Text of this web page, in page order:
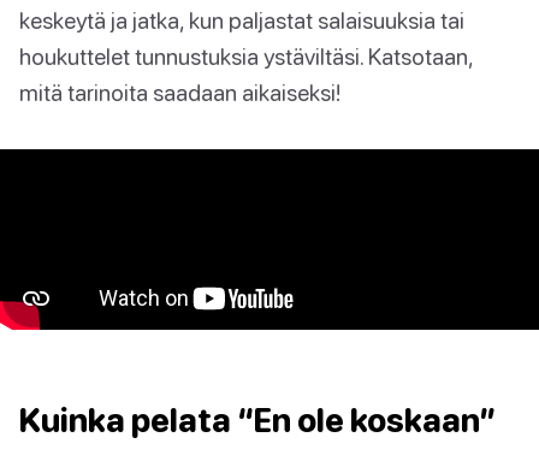
keskeytä ja jatka, kun paljastat salaisuuksia tai
houkuttelet tunnustuksia ystäviltäsi. Katsotaan,
mitä tarinoita saadaan aikaiseksi!
Kuinka pelata “En ole koskaan”